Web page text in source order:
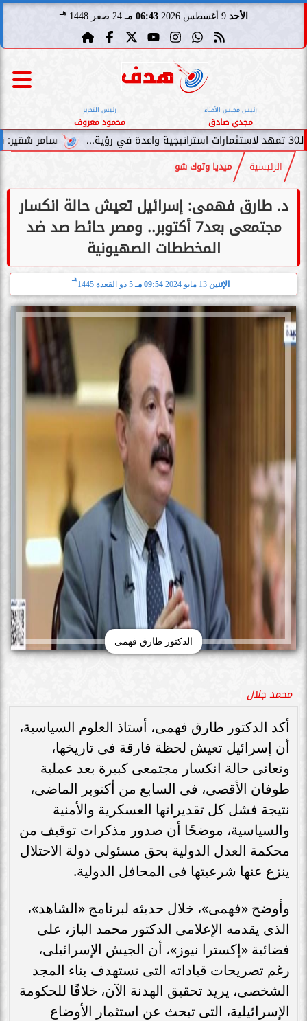
الأحد 9 أغسطس 2026 06:43 مـ 24 صفر 1448 هـ
رئيس مجلس الأمناء
مجدي صادق
رئيس التحرير
محمود معروف
سامر شقير: نمو صناديق الاستثمار
الرئيسية ميديا وتوك شو
د. طارق فهمى: إسرائيل تعيش حالة انكسار
مجتمعى بعد7 أكتوبر.. ومصر حائط صد ضد
المخططات الصهيونية
الإثنين 09:54 مـ 5 ذو القعدة 1445
هـ
الدكتور طارق فهمى
محمد جلال
أكد الدكتور طارق فهمى، أستاذ العلوم السياسية،
أن إسرائيل تعيش لحظة فارقة فى تاريخها،
وتعانى حالة انكسار مجتمعى كبيرة بعد عملية
طوفان الأقصى، فى السابع من أكتوبر الماضى،
نتيجة فشل كل تقديراتها العسكرية والأمنية
والسياسية، موضحًا أن صدور مذكرات توقيف من
محكمة العدل الدولية بحق مسئولى دولة الاحتلال
ينزع عنها شرعيتها فى المحافل الدولية.
وأوضح «فهمى»، خلال حديثه لبرنامج «الشاهد»،
الذى يقدمه الإعلامى الدكتور محمد الباز، على
فضائية «إكسترا نيوز»، أن الجيش الإسرائيلى،
رغم تصريحات قياداته التى تستهدف بناء المجد
الشخصى، يريد تحقيق الهدنة الآن، خلافًا للحكومة
الإسرائيلية، التى تبحث عن استثمار الأوضاع